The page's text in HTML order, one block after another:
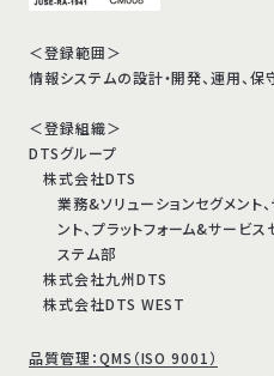
＜登録範囲＞
情報システムの設計・開発、運用、
＜登録組織＞
DTSグループ
株式会社DTS
業務&ソリューションセグメント
ント、プラットフォーム&サービ
ステム部
株式会社九州DTS
株式会社DTS WEST
品質管理：QMS（ISO 9001）